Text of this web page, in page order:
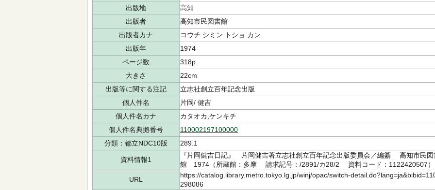
出版地
高知
出版者
高知市民図書館
出版者カナ
コウチ シミン トショ カン
出版年
1974
ページ数
318p
大きさ
22cm
出版等に関する注記
立志社創立百年記念出版
個人件名
片岡/ 健吉
個人件名カナ
カタオカ,ケンキチ
個人件名典拠番号
110002197100000
分類：都立NDC10版
289.1
資料情報1
『片岡健吉日記』 片岡健吉著立志社創立百年記念出版委員会／編纂 高知市民図
館 1974（所蔵館：多摩 請求記号：/2891/カ28/2 資料コード：1122420507）
URL
https://catalog.library.metro.tokyo.lg.jp/winj/opac/switch-
298086